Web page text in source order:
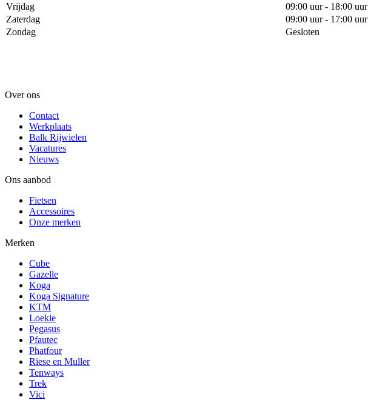
Vrijdag
09:00 uur - 18:00 uur
Zaterdag
09:00 uur - 17:00 uur
Zondag
Gesloten
Over ons
Contact
Werkplaats
Balk Rijwielen
Vacatures
Nieuws
Ons aanbod
Fietsen
Accessoires
Onze merken
Merken
Cube
Gazelle
Koga
Koga Signature
KTM
Loekie
Pegasus
Pfautec
Phatfour
Riese en Muller
Tenways
Trek
Vici